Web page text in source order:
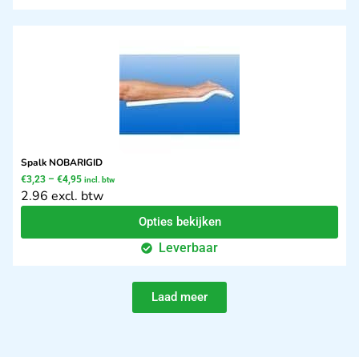
Spalk NOBARIGID
€3,23 – €4,95 incl. btw
2.96 excl. btw
Opties bekijken
Leverbaar
Laad meer